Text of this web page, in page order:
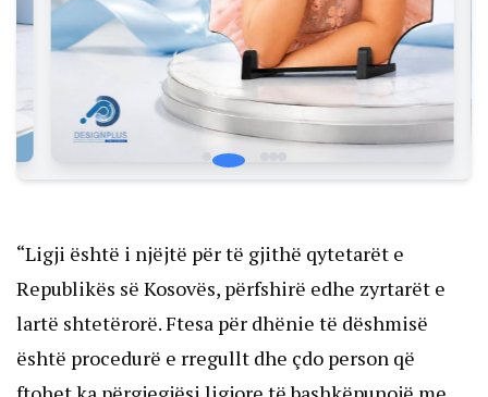
“Ligji është i njëjtë për të gjithë qytetarët e
Republikës së Kosovës, përfshirë edhe zyrtarët e
lartë shtetërorë. Ftesa për dhënie të dëshmisë
është procedurë e rregullt dhe çdo person që